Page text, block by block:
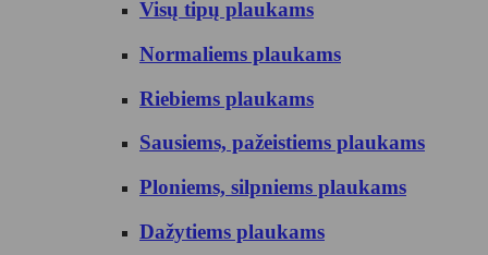
Visų tipų plaukams
Normaliems plaukams
Riebiems plaukams
Sausiems, pažeistiems plaukams
Ploniems, silpniems plaukams
Dažytiems plaukams